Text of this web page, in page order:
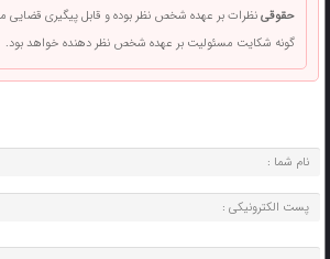
حقوقینظرات بر عهده شخص نظر بوده و قابل پیگیری قضایی
گونه شکایت مسئولیت بر عهده شخص نظر دهنده خواهد بود.